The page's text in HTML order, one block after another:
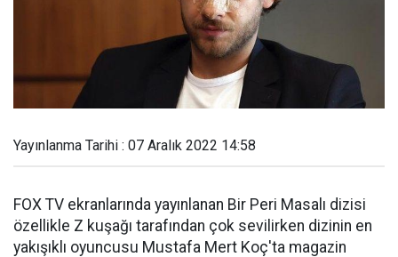
Yayınlanma Tarihi : 07 Aralık 2022 14:58
FOX TV ekranlarında yayınlanan Bir Peri Masalı dizisi
özellikle Z kuşağı tarafından çok sevilirken dizinin en
yakışıklı oyuncusu Mustafa Mert Koç'ta magazin